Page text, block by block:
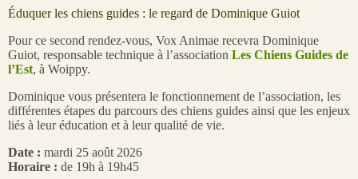
Éduquer les chiens guides : le regard de Dominique Guiot
Pour ce second rendez-vous, Vox Animae recevra Dominique
Guiot, responsable technique à l’association Les Chiens Guides de
l’Est, à Woippy.
Dominique vous présentera le fonctionnement de l’association, les
différentes étapes du parcours des chiens guides ainsi que les enjeux
liés à leur éducation et à leur qualité de vie.
Date : mardi 25 août 2026
Horaire : de 19h à 19h45